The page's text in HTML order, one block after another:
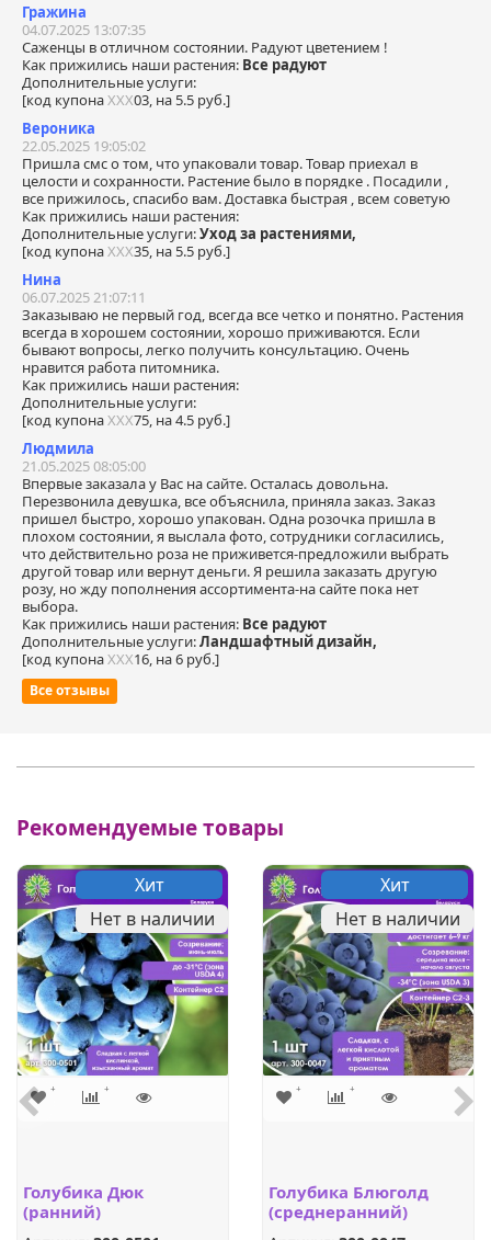
Гражина
04.07.2025 13:07:35
Саженцы в отличном состоянии. Радуют цветением !
Как прижились наши растения: Все радуют
Дополнительные услуги:
[код купонаХХХ03, на 5.5 руб.]
Вероника
22.05.2025 19:05:02
Пришла смс о том, что упаковали товар. Товар приехал в
целости и сохранности. Растение было в порядке . Посадили ,
все прижилось, спасибо вам. Доставка быстрая , всем советую
Как прижились наши растения:
Дополнительные услуги:Уход за растениями,
[код купонаХХХ35, на 5.5 руб.]
Нина
06.07.2025 21:07:11
Заказываю не первый год, всегда все четко и понятно. Растения
всегда в хорошем состоянии, хорошо приживаются. Если
бывают вопросы, легко получить консультацию. Очень
нравится работа питомника.
Как прижились наши растения:
Дополнительные услуги:
[код купонаХХХ75, на 4.5 руб.]
Людмила
21.05.2025 08:05:00
Впервые заказала у Вас на сайте. Осталась довольна.
Перезвонила девушка, все объяснила, приняла заказ. Заказ
пришел быстро, хорошо упакован. Одна розочка пришла в
плохом состоянии, я выслала фото, сотрудники согласились,
что действительно роза не приживется-предложили выбрать
другой товар или вернут деньги. Я решила заказать другую
розу, но жду пополнения ассортимента-на сайте пока нет
выбора.
Как прижились наши растения: Все радуют
Дополнительные услуги:Ландшафтный дизайн,
[код купонаХХХ16, на 6 руб.]
Все отзывы
Рекомендуемые товары
Хит
Нет в наличии
Голубика Дюк
(ранний)
Хит
Нет в наличии
Голубика Блюголд
(среднеранний)